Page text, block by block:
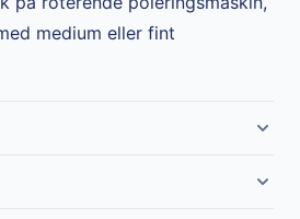
medium eller fint